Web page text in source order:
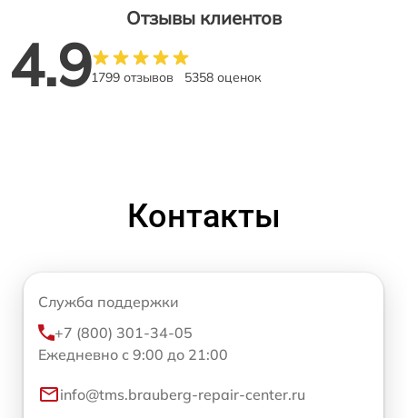
Отзывы клиентов
4.91799 отзывов 5358 оценок
Контакты
Служба поддержки
+7 (800) 301-34-05
Ежедневно с 9:00 до 21:00
info@tms.brauberg-repair-center.ru